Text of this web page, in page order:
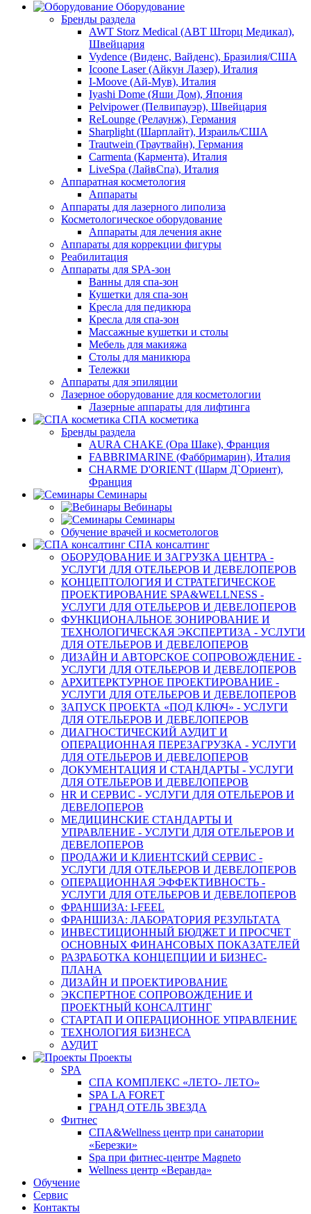
Оборудование
Бренды раздела
AWT Storz Medical (АВТ Шторц Медикал),
Швейцария
Vydence (Виденс, Вайденс), Бразилия/США
Icoone Laser (Айкун Лазер), Италия
I-Moove (Ай-Мув), Италия
Iyashi Dome (Яши Дом), Япония
Pelvipower (Пелвипауэр), Швейцария
ReLounge (Релаунж), Германия
Sharplight (Шарплайт), Израиль/США
Trautwein (Траутвайн), Германия
Carmenta (Кармента), Италия
LiveSpa (ЛайвСпа), Италия
Аппаратная косметология
Аппараты
Аппараты для лазерного липолиза
Косметологическое оборудование
Аппараты для лечения акне
Аппараты для коррекции фигуры
Реабилитация
Аппараты для SPA-зон
Ванны для спа-зон
Кушетки для спа-зон
Кресла для педикюра
Кресла для спа-зон
Массажные кушетки и столы
Мебель для макияжа
Столы для маникюра
Тележки
Аппараты для эпиляции
Лазерное оборудование для косметологии
Лазерные аппараты для лифтинга
СПА косметика
Бренды раздела
AURA CHAKE (Ора Шаке), Франция
FABBRIMARINE (Фаббримарин), Италия
CHARME D'ORIENT (Шарм Д`Ориент),
Франция
Семинары
Вебинары
Семинары
Обучение врачей и косметологов
СПА консалтинг
ОБОРУДОВАНИЕ И ЗАГРУЗКА ЦЕНТРА -
УСЛУГИ ДЛЯ ОТЕЛЬЕРОВ И ДЕВЕЛОПЕРОВ
КОНЦЕПТОЛОГИЯ И СТРАТЕГИЧЕСКОЕ
ПРОЕКТИРОВАНИЕ SPA&WELLNESS -
УСЛУГИ ДЛЯ ОТЕЛЬЕРОВ И ДЕВЕЛОПЕРОВ
ФУНКЦИОНАЛЬНОЕ ЗОНИРОВАНИЕ И
ТЕХНОЛОГИЧЕСКАЯ ЭКСПЕРТИЗА - УСЛУГИ
ДЛЯ ОТЕЛЬЕРОВ И ДЕВЕЛОПЕРОВ
ДИЗАЙН И АВТОРСКОЕ СОПРОВОЖДЕНИЕ -
УСЛУГИ ДЛЯ ОТЕЛЬЕРОВ И ДЕВЕЛОПЕРОВ
АРХИТЕРКТУРНОЕ ПРОЕКТИРОВАНИЕ -
УСЛУГИ ДЛЯ ОТЕЛЬЕРОВ И ДЕВЕЛОПЕРОВ
ЗАПУСК ПРОЕКТА «ПОД КЛЮЧ» - УСЛУГИ
ДЛЯ ОТЕЛЬЕРОВ И ДЕВЕЛОПЕРОВ
ДИАГНОСТИЧЕСКИЙ АУДИТ И
ОПЕРАЦИОННАЯ ПЕРЕЗАГРУЗКА - УСЛУГИ
ДЛЯ ОТЕЛЬЕРОВ И ДЕВЕЛОПЕРОВ
ДОКУМЕНТАЦИЯ И СТАНДАРТЫ - УСЛУГИ
ДЛЯ ОТЕЛЬЕРОВ И ДЕВЕЛОПЕРОВ
HR И СЕРВИС - УСЛУГИ ДЛЯ ОТЕЛЬЕРОВ И
ДЕВЕЛОПЕРОВ
МЕДИЦИНСКИЕ СТАНДАРТЫ И
УПРАВЛЕНИЕ - УСЛУГИ ДЛЯ ОТЕЛЬЕРОВ И
ДЕВЕЛОПЕРОВ
ПРОДАЖИ И КЛИЕНТСКИЙ СЕРВИС -
УСЛУГИ ДЛЯ ОТЕЛЬЕРОВ И ДЕВЕЛОПЕРОВ
ОПЕРАЦИОННАЯ ЭФФЕКТИВНОСТЬ -
УСЛУГИ ДЛЯ ОТЕЛЬЕРОВ И ДЕВЕЛОПЕРОВ
ФРАНШИЗА: I-FEEL
ФРАНШИЗА: ЛАБОРАТОРИЯ РЕЗУЛЬТАТА
ИНВЕСТИЦИОННЫЙ БЮДЖЕТ И ПРОСЧЕТ
ОСНОВНЫХ ФИНАНСОВЫХ ПОКАЗАТЕЛЕЙ
РАЗРАБОТКА КОНЦЕПЦИИ И БИЗНЕС-
ПЛАНА
ДИЗАЙН И ПРОЕКТИРОВАНИЕ
ЭКСПЕРТНОЕ СОПРОВОЖДЕНИЕ И
ПРОЕКТНЫЙ КОНСАЛТИНГ
СТАРТАП И ОПЕРАЦИОННОЕ УПРАВЛЕНИЕ
ТЕХНОЛОГИЯ БИЗНЕСА
АУДИТ
Проекты
SPA
СПА КОМПЛЕКС «ЛЕТО- ЛЕТО»
SPA LA FORET
ГРАНД ОТЕЛЬ ЗВЕЗДА
Фитнес
СПА&Wellness центр при санатории
«Березки»
Spa при фитнес-центре Magneto
Wellness центр «Веранда»
Обучение
Сервис
Контакты